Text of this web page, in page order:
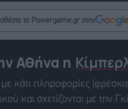
το Powergame.gr στην
Αθήνα η
κάτι πληροφορίες
και σχετίζονται με την